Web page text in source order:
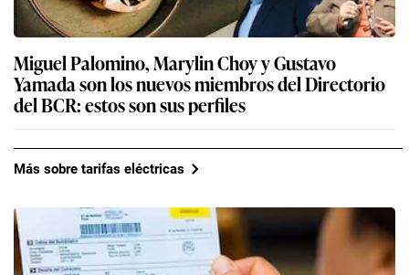
Miguel Palomino, Marylin Choy y Gustavo
Yamada son los nuevos miembros del Directorio
del BCR: estos son sus perfiles
Más sobre tarifas eléctricas